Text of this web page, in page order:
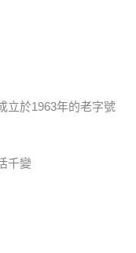
立於1963年的老字號
千變